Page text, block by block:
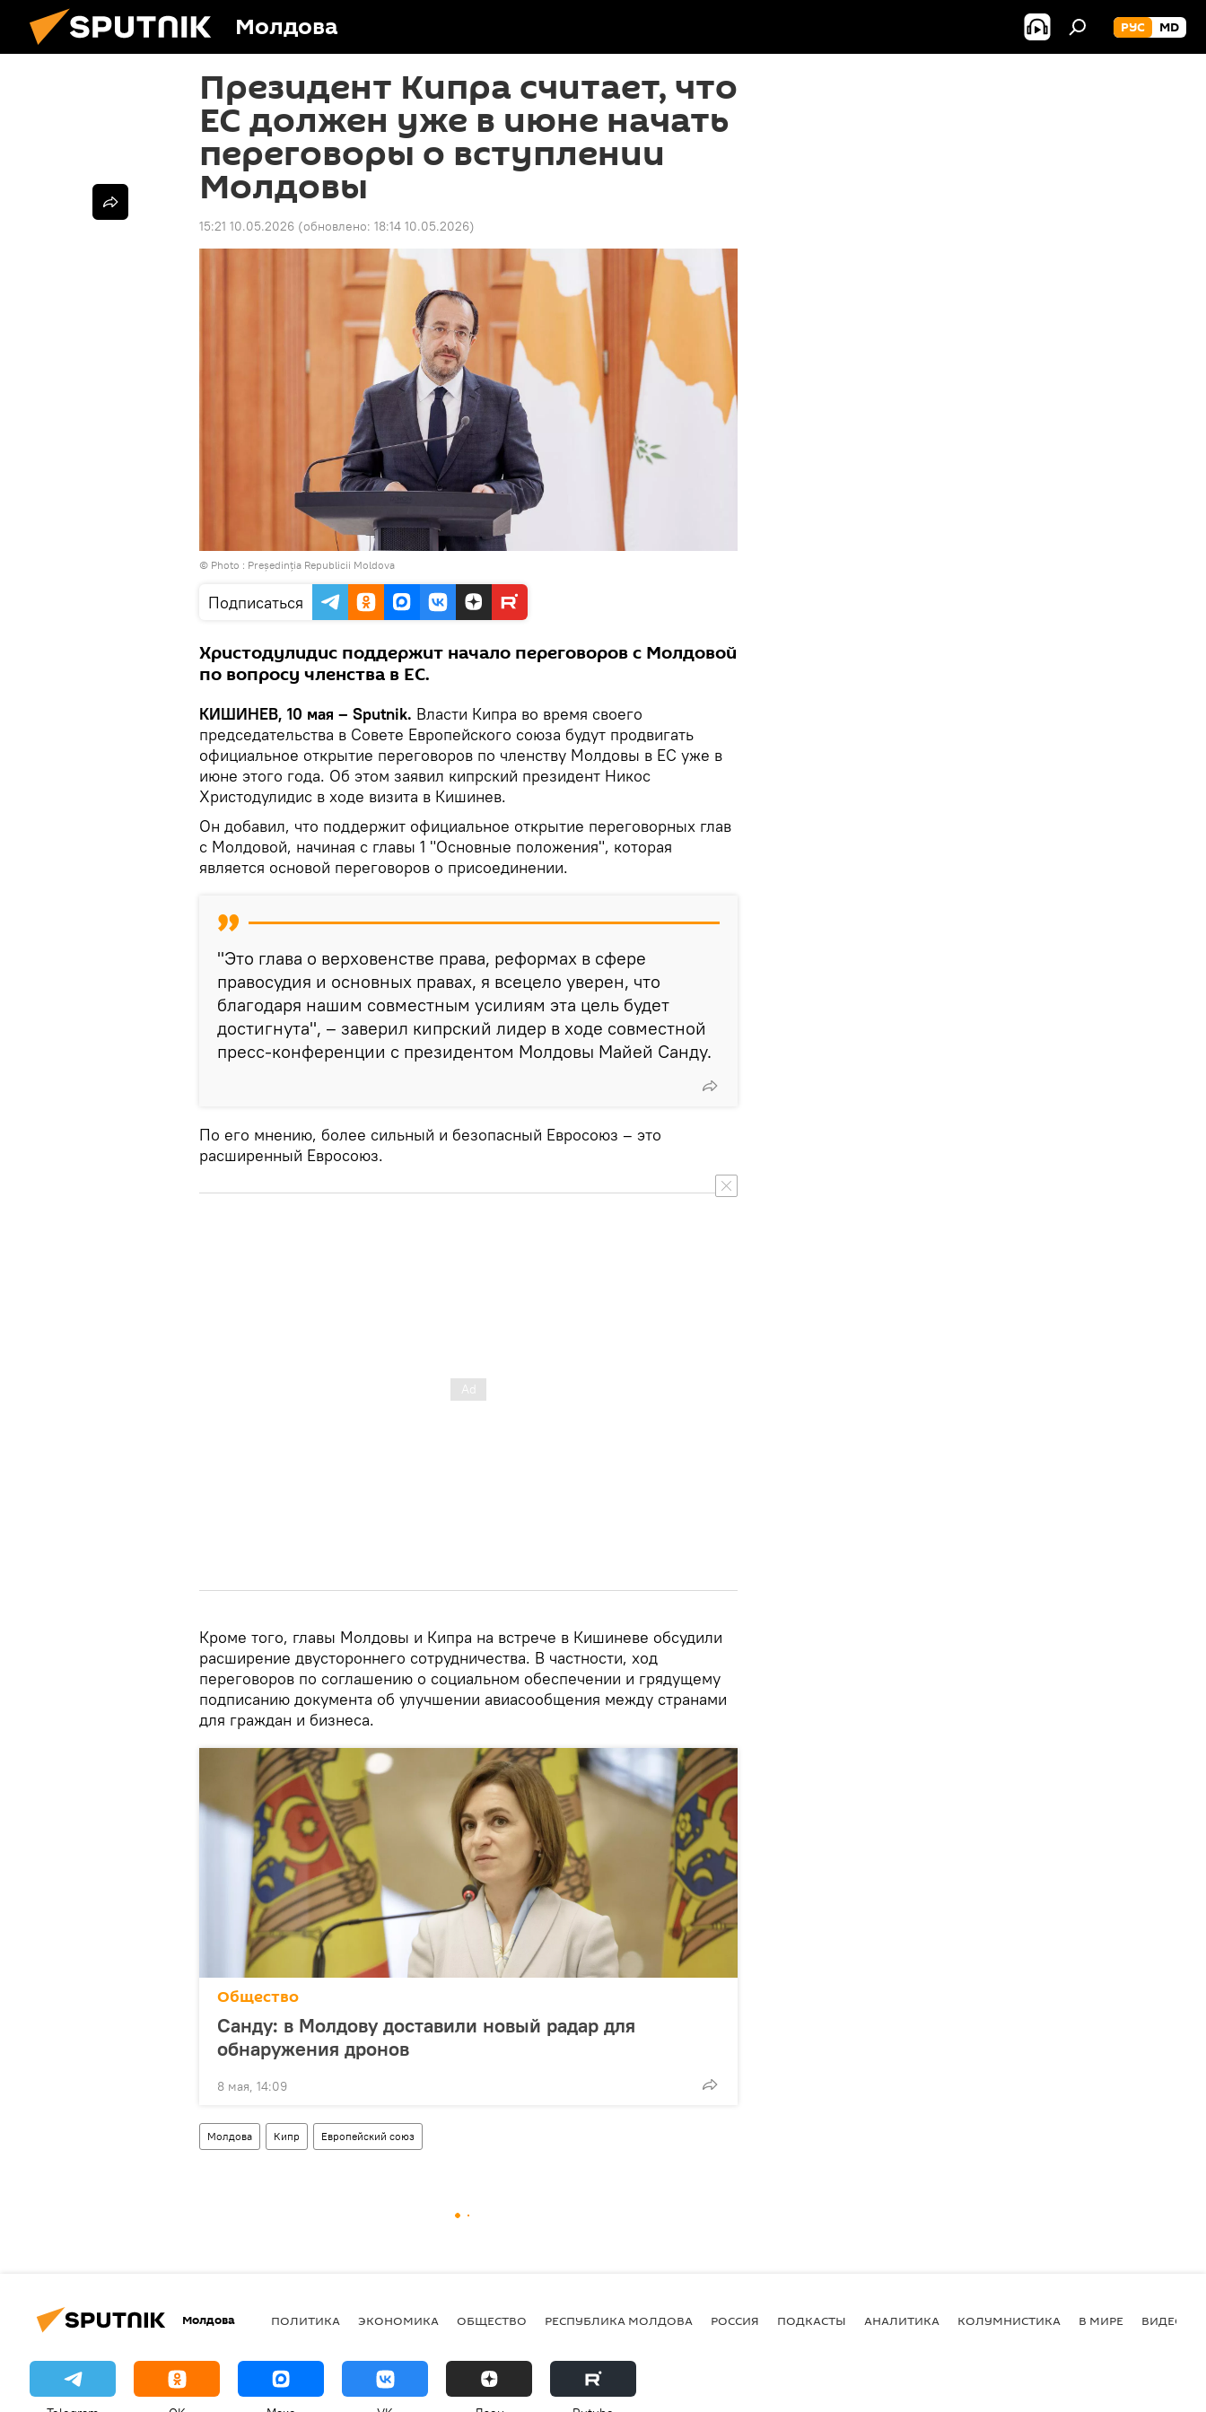
Молдова РУС MD
Президент Кипра считает, что
ЕС должен уже в июне начать
переговоры о вступлении
Молдовы
15:21 10.05.2026 (обновлено: 18:14 10.05.2026)
© Photo : Președinția Republicii Moldova
Подписаться
Христодулидис поддержит начало переговоров с Молдовой
по вопросу членства в ЕС.
КИШИНЕВ, 10 мая – Sputnik. Власти Кипра во время своего
председательства в Совете Европейского союза будут продвигать
официальное открытие переговоров по членству Молдовы в ЕС уже в
июне этого года. Об этом заявил кипрский президент Никос
Христодулидис в ходе визита в Кишинев.
Он добавил, что поддержит официальное открытие переговорных глав
с Молдовой, начиная с главы 1 "Основные положения", которая
является основой переговоров о присоединении.
"Это глава о верховенстве права, реформах в сфере
правосудия и основных правах, я всецело уверен, что
благодаря нашим совместным усилиям эта цель будет
достигнута", – заверил кипрский лидер в ходе совместной
пресс-конференции с президентом Молдовы Майей Санду.
По его мнению, более сильный и безопасный Евросоюз – это
расширенный Евросоюз.
Кроме того, главы Молдовы и Кипра на встрече в Кишиневе обсудили
расширение двустороннего сотрудничества. В частности, ход
переговоров по соглашению о социальном обеспечении и грядущему
подписанию документа об улучшении авиасообщения между странами
для граждан и бизнеса.
Общество
Санду: в Молдову доставили новый радар для
обнаружения дронов
8 мая, 14:09
Молдова Кипр Европейский союз
Молдова ПОЛИТИКА ЭКОНОМИКА ОБЩЕСТВО РЕСПУБЛИКА МОЛДОВА РОССИЯ ПОДКАСТЫ АНАЛИТИКА КОЛУМНИСТИКА В МИРЕ ВИДЕО